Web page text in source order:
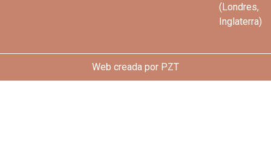
(Londres,
Inglaterra)
Web creada por PZT